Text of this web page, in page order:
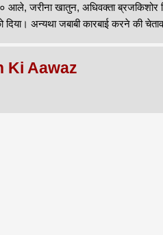
आले, जरीना खातुन, अधिवक्ता ब्रजकिशोर
दिया। अन्यथा जबाबी कारबाई करने की
Ki Aawaz